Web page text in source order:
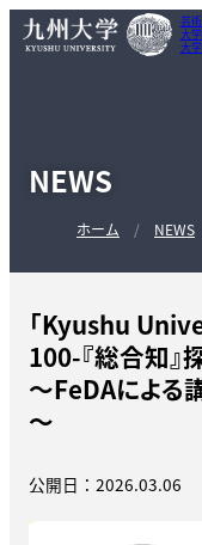
芸
大
大
NEWS
ホーム NEWS
「Kyushu
100-『総合知』
～FeDAによる
～
公開日：2026.03.06